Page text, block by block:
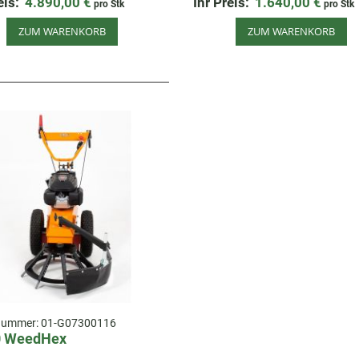
und mit Fangkorb.
pro Stk
ZUM WARENKORB
Flächen, Kopfsteinpflaster undpro Stk
ZUM WARENKORB
01-G07300116
WeedHex